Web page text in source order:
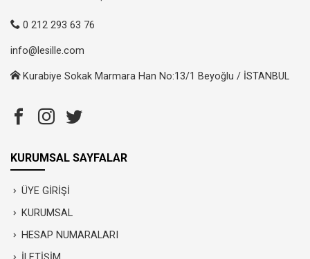
0 212 293 63 76
info@lesille.com
Kurabiye Sokak Marmara Han No:13/1 Beyoğlu / İSTANBUL
KURUMSAL SAYFALAR
ÜYE GİRİŞİ
KURUMSAL
HESAP NUMARALARI